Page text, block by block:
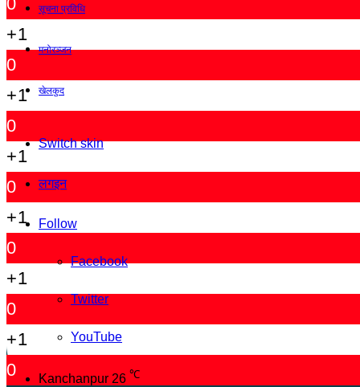
सूचना प्रविधि
मनोरञ्जन
खेलकुद
Switch skin
लगइन
Follow
Facebook
Twitter
YouTube
Kanchanpur 26 ℃
+1
0
+1
0
+1
0
+1
0
+1
0
+1
0